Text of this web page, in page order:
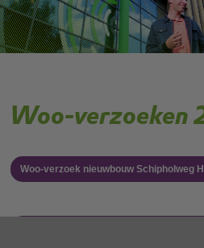
Woo-verzoeken
Woo-verzoek nieuwbouw Schipholweg